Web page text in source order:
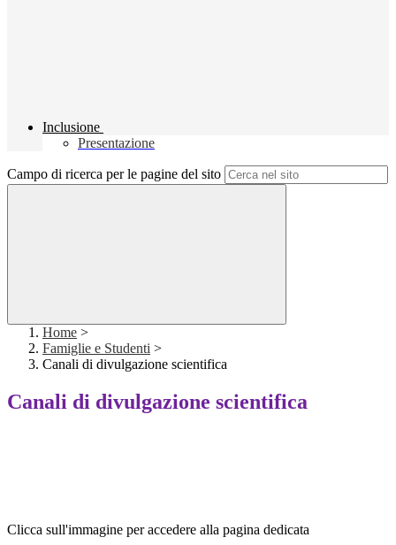
Inclusione
Presentazione
Campo di ricerca per le pagine del sito
Home >
Famiglie e Studenti >
Canali di divulgazione scientifica
Canali di divulgazione scientifica
Clicca sull'immagine per accedere alla pagina dedicata